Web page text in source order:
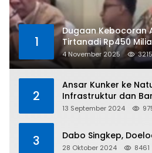
1
Dugaan Kebocoran
Tirtanadi Rp450
Kritikan
4 November 2025
2
Ansar Kunker ke
Infrastruktur dan
Direalisasikan
13 September 2024
3 Dabo Singkep,
28 Oktober 2024 8461